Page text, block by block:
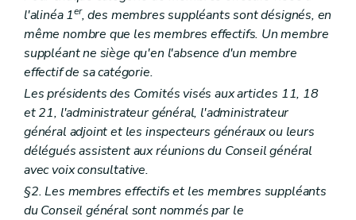
Art. 147
Chapitre II Subventionnement
Art. 148
Art. 149
Titre VII Aide aux gens du voyage
Art. 149/1
Art. 149/2
Chapitre II Accueil des gens du voyage
Section 1
Missions de l'organisme spécialisé en accueil des gens du voyage
Art. 149/3
Section 2 Reconnaissance de l'organisme spécialisé en accueil des gens du voyage
Art. 149/4
Art. 149/5
Art. 149/6
l'alinéa 1er, des membres suppléants sont désignés, en
même nombre que les membres effectifs. Un membre
suppléant ne siège qu'en l'absence d'un membre
effectif de sa catégorie.
Les présidents des Comités visés aux articles 11, 18
et 21, l'administrateur général, l'administrateur
général adjoint et les inspecteurs généraux ou leurs
délégués assistent aux réunions du Conseil général
avec voix consultative.
§2. Les membres effectifs et les membres suppléants
du Conseil général sont nommés par le